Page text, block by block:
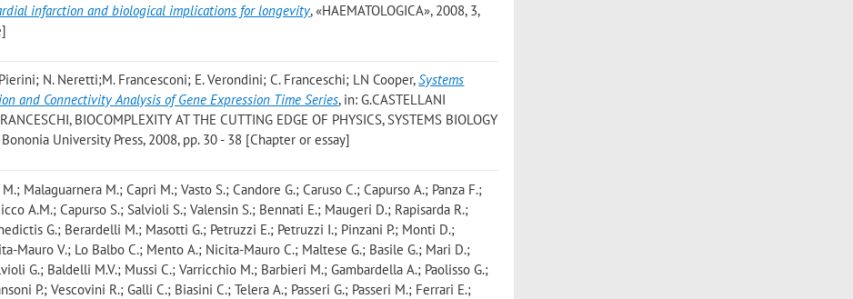
infarction and biological implications for longevity, «HAEMATOLOGICA», 2008, 3,
N. Neretti;M. Francesconi; E. Verondini; C. Franceschi; LN Cooper,Systems
and Connectivity Analysis of Gene Expression Time Series, in: G.CASTELLANI
BIOCOMPLEXITY AT THE CUTTING EDGE OF PHYSICS, SYSTEMS BIOLOGY
Bononia University Press, 2008, pp. 30 - 38 [Chapter or essay]
Malaguarnera M.; Capri M.; Vasto S.; Candore G.; Caruso C.; Capurso A.; Panza F.;
A.M.; Capurso S.; Salvioli S.; Valensin S.; Bennati E.; Maugeri D.; Rapisarda R.;
G.; Berardelli M.; Masotti G.; Petruzzi E.; Petruzzi I.; Pinzani P.; Monti D.;
Mauro V.; Lo Balbo C.; Mento A.; Nicita-Mauro C.; Maltese G.; Basile G.; Mari D.;
G.; Baldelli M.V.; Mussi C.; Varricchio M.; Barbieri M.; Gambardella A.; Paolisso G.;
P.; Vescovini R.; Galli C.; Biasini C.; Telera A.; Passeri G.; Passeri M.; Ferrari E.;